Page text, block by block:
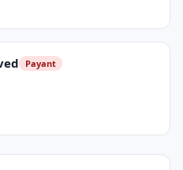
Payant